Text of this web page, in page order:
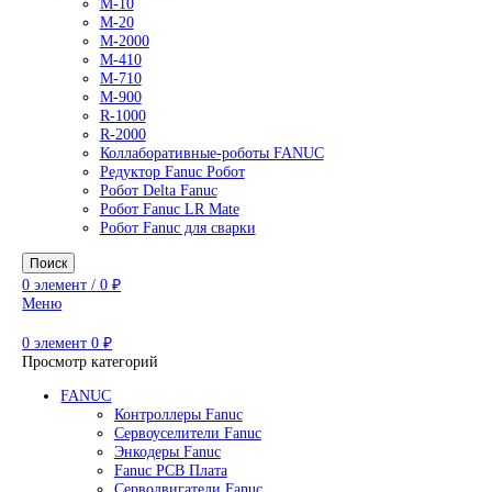
Роботы Epson
Роботы FANUC
M-10
M-20
M-2000
M-410
R-1000
Редуктор Fanuc Робот
Робот Delta Fanuc
Робот Fanuc для сварки
элемент 0₽